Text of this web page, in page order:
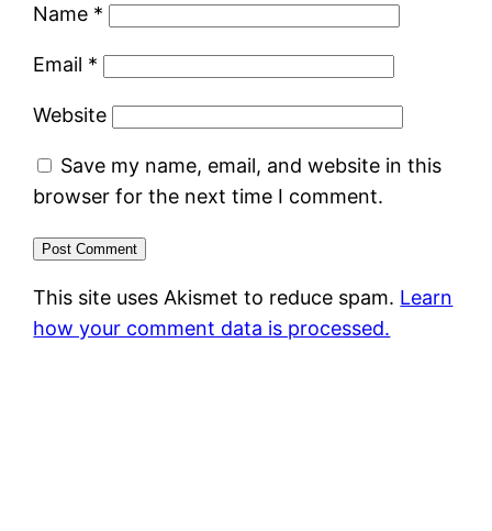
Name *
Email *
Website
Save my name, email, and website in this
browser for the next time I comment.
This site uses Akismet to reduce spam. Learn
how your comment data is processed.